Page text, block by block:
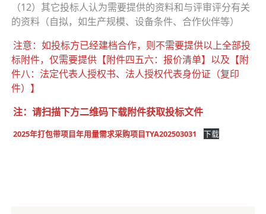
（12）其它投标人认为需要提供的资料和与评审评分有关
的资料（自拟，如生产规模、设备条件、合作伙伴等）
注意：如投标方已经建档合作，则不需要提供以上全部投
标附件，仅需要提供【附件四五六：报价清单】以及【附
件八：法定代表人授权书、法人授权代表身份证（复印
件）】
注：请扫描下方二维码下载附件获取投标文件
2025年打包带项目年用量需求采购项目TYA202503031 下载